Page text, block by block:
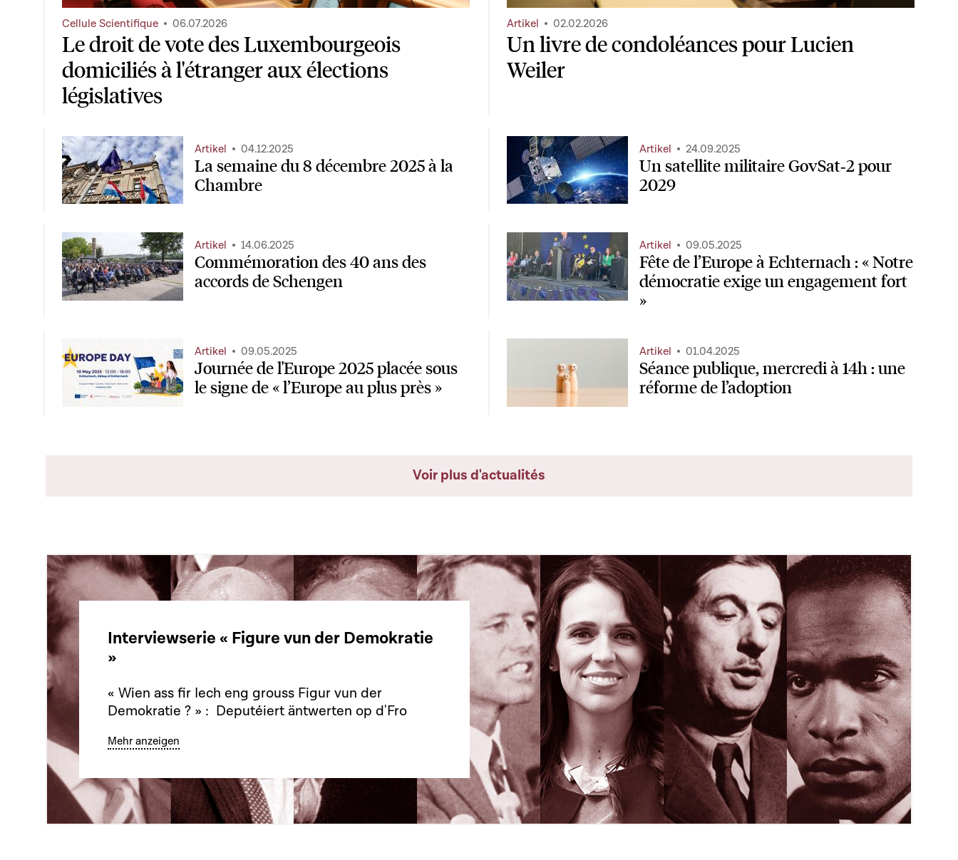
Le droit de vote des Luxembourgeois
domiciliés à l'étranger aux élections
législatives
Cellule Scientifique 06.07.2026
Un livre de condoléances pour Lucien
Weiler
Artikel 02.02.2026
La semaine du 8 décembre 2025 à la
Chambre
Artikel 04.12.2025
Un satellite militaire GovSat‑2 pour
2029
Artikel 24.09.2025
Commémoration des 40 ans des
accords de Schengen
Artikel 14.06.2025
Fête de l’Europe à Echternach : « Notre
démocratie exige un engagement fort
»
Artikel 09.05.2025
Journée de l'Europe 2025 placée sous
le signe de « l’Europe au plus près »
Artikel 09.05.2025
Séance publique, mercredi à 14h : une
réforme de l’adoption
Artikel 01.04.2025
Voir plus d'actualités
Interviewserie « Figure vun der Demokratie
»
« Wien ass fir Iech eng grouss Figur vun der
Demokratie ? » : Deputéiert äntwerten op d'Fro
Mehr anzeigen